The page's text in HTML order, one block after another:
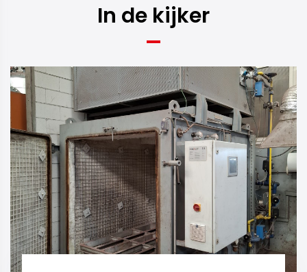
In de kijker